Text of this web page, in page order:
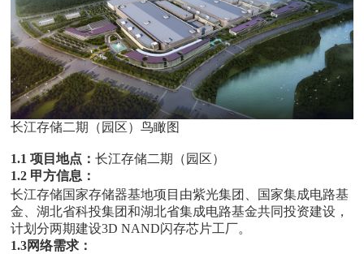
长江存储二期（园区）鸟瞰图
1.1 项目地点：长江存储二期（园区）
1.2 甲方信息：
长江存储国家存储器基地项目由紫光集团、国家集成电路基
金、湖北省科投集团和湖北省集成电路基金共同投资建设，
计划分两期建设3D NAND闪存芯片工厂。
1.3网络需求：